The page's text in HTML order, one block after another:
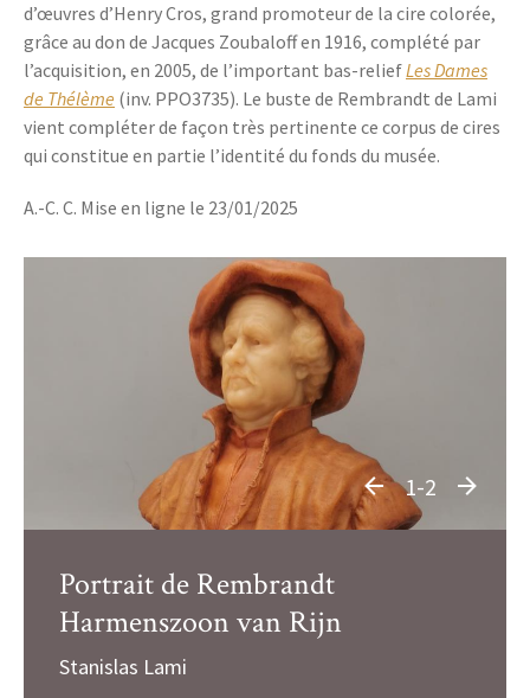
d’œuvres d’Henry Cros, grand promoteur de la cire colorée,
grâce au don de Jacques Zoubaloff en 1916, complété par
l’acquisition, en 2005, de l’important bas-reliefLes Dames
de Thélème (inv. PPO3735). Le buste de Rembrandt de Lami
vient compléter de façon très pertinente ce corpus de cires
qui constitue en partie l’identité du fonds du musée.
A.-C. C. Mise en ligne le 23/01/2025
Portrait de Rembrandt
Harmenszoon van Rijn
Stanislas Lami
1-2